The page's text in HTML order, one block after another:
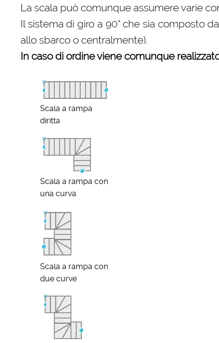
La scala può comunque assumere varie
Il sistema di giro a 90° che sia composto
allo sbarco o centralmente).
In caso di ordine viene comunque
Scala a rampa
diritta
Scala a rampa con
una curva
Scala a rampa con
due curve